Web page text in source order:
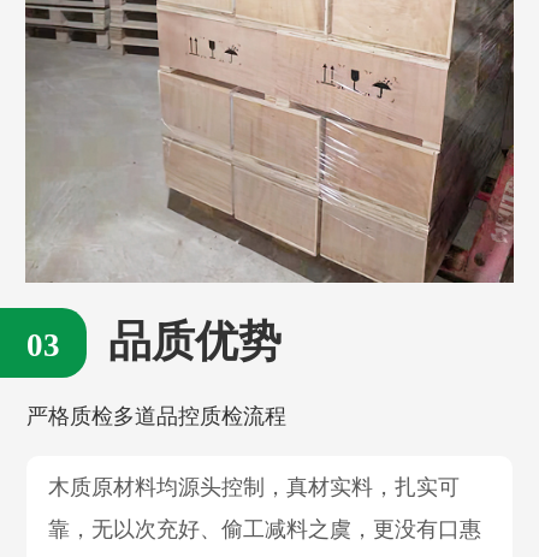
品质优势
严格质检多道品控质检流程
木质原材料均源头控制，真材实料，扎实可
靠，无以次充好、偷工减料之虞，更没有口惠